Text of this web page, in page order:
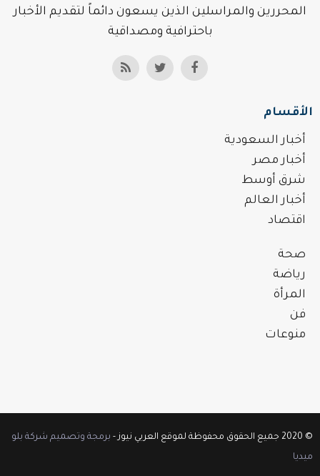
المحررين والمراسلين الذين يسعون دائماً لتقديم الأخبار
باحترافية ومصداقية
الأقسام
أخبار السعودية
أخبار مصر
شرق أوسط
أخبار العالم
اقتصاد
صحة
رياضة
المرأة
فن
منوعات
© 2020 جميع الحقوق محفوظة لموقع العربي نيوز -
برمجة وتصميم شركة بلو
ميديا